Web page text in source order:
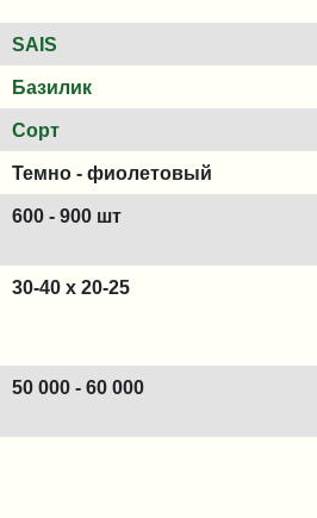
SAIS
Базилик
Сорт
Темно - фиолетовый
600 - 900 шт
30-40 х 20-25
50 000 - 60 000